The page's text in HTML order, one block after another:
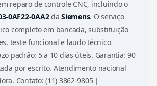
reparo de controle CNC, incluindo o
0AF22-0AA2daSiemens. O serviço
completo em bancada, substituição
teste funcional e laudo técnico
padrão: 5 a 10 dias úteis. Garantia: 90
por escrito. Atendimento nacional
Contato: (11) 3862-9805 |